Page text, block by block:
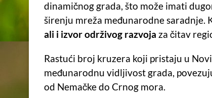
dinamičnog grada, što može imati
širenju mreža međunarodne saradnje.
ali i izvor održivog razvoja za čitav
Rastući broj kruzera koji pristaju u
međunarodnu vidljivost grada,
od Nemačke do Crnog mora.